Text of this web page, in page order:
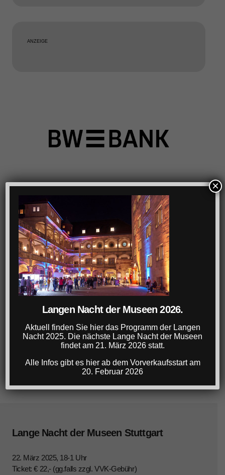
ANZEIGE
Lange Nacht der Museen Stuttgart
22. März 2025, 18-1 Uhr
Ticket: € 22,- (gg.falls zzgl. VVK-Gebühr)
Langen Nacht der Museen 2026.
Aktuell finden Sie hier das Programm der Langen
Nacht 2025. Die nächste Lange Nacht der Museen
findet am 21. März 2026 statt.
Alle Infos gibt es hier ab dem Vorverkaufsstart am
20. Februar 2026
×